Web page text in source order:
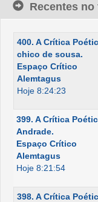
Recentes no
400. A Crítica
chico de sousa.
Espaço Crítico
Alemtagus
Hoje 8:24:23
399. A Crítica
Andrade.
Espaço Crítico
Alemtagus
Hoje 8:21:54
398. A Crítica